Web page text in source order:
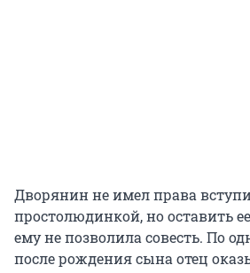
Дворянин не имел права
простолюдинкой, но оставить
ему не позволила совесть. По
после рождения сына отец